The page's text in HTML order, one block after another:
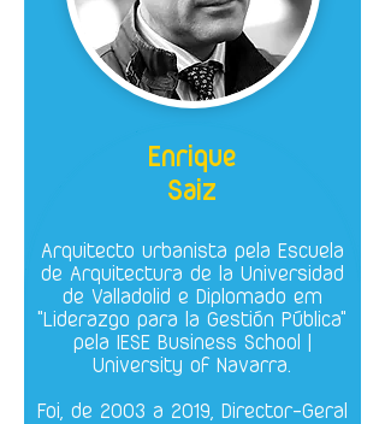
Enrique
Saiz
​Arquitecto urbanista pela Escuela
de Arquitectura de la Universidad
de Valladolid e Diplomado em
"Liderazgo para la Gestión Pública"
pela IESE Business School |
University of Navarra.
Foi, de 2003 a 2019, Director-Geral